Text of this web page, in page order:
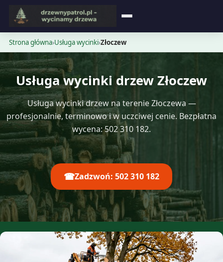
Strona główna
Opinie
Cennik
Kontakt
Strona główna›Usługa wycinki›Złoczew
Usługa wycinki drzew Złoczew
Usługa wycinki drzew na terenie Złoczewa —
profesjonalnie, terminowo i w uczciwej cenie. Bezpłatna
wycena: 502 310 182.
☎Zadzwoń: 502 310 182